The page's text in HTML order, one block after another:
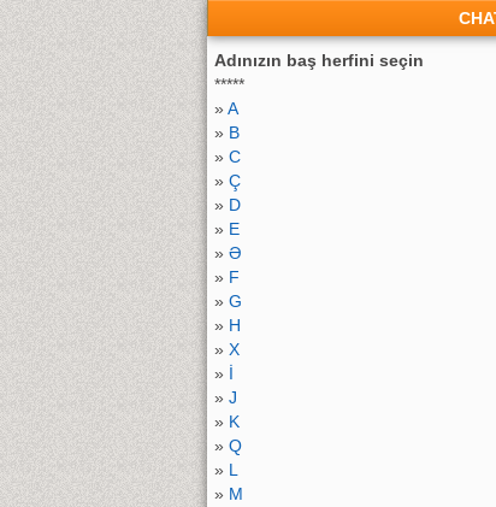
Adınızın baş herfini seçin
*****
»A
» B
» C
» Ç
» D
» E
» Ə
» F
» G
» H
» X
» İ
» J
» K
» Q
» L
» M